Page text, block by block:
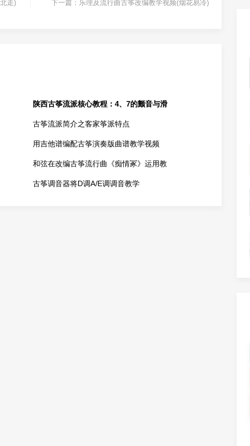
走) 下一篇： 乐理及流行曲古筝改编教学视频(烟花易冷)
陕西古筝流派核心教程：4、7的颤音与滑
古筝流派简介之客家筝派特点
用吉他谱编配古筝演奏版曲谱教学视频
和弦在改编古筝流行曲《痴情冢》运用教
古筝调音器将D调A/E调调音教学